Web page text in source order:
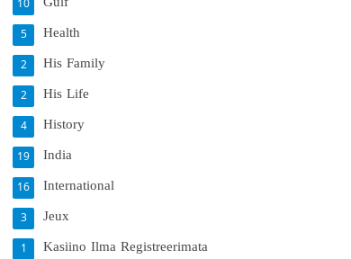
10
Health
5
His Family
2
His Life
2
History
4
India
19
International
16
Jeux
3
Kasiino Ilma Registreerimata
1